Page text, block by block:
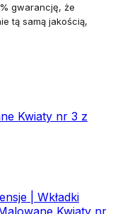
gwarancję, że
tą samą jakością,
Kwiaty nr 3 z
| Wkładki